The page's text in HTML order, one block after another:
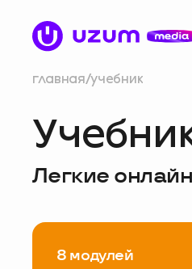
главная учебник
Легкие
8 модулей